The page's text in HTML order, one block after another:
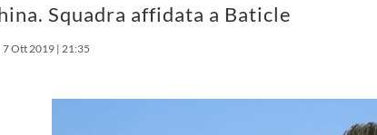
Squadra affidata a Baticle
7 Ott 2019 | 21:35